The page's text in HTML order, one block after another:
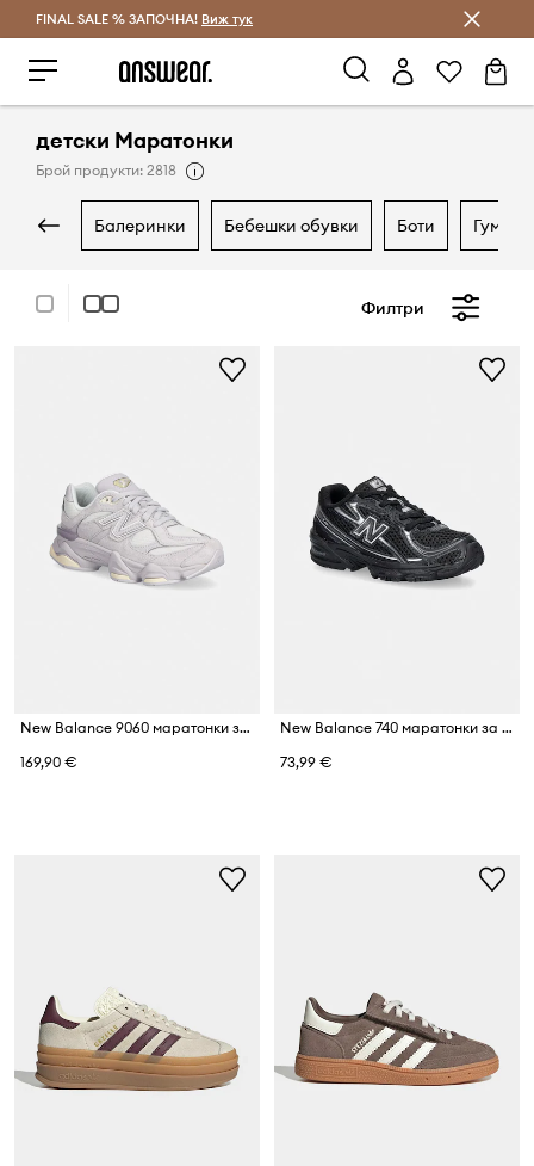
Спестявай с Answear Club
FINAL SALE % ЗАПОЧНА! Виж тук
детски Маратонки
Брой продукти: 2818
балеринки бебешки обувки боти
Филтри
New Balance 9060 маратонки за деца
169,90 €
New Balance 740 маратонки за деца
73,99 €